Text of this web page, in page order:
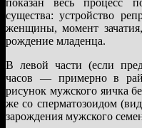
существа: устройство
женщины, момент
рождение младенца.
В левой части (если
часов — примерно в
рисунок мужского яичка
же со сперматозоидом
зарождения мужского